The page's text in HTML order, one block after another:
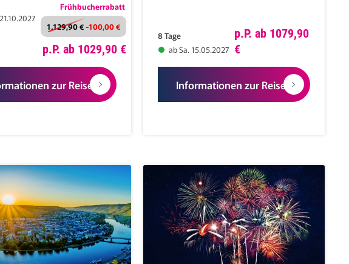
Frühbucherrabatt
1.129,90 €-100,00 €
p.P. ab 1029,90 €
zur Reise
8 Tage
ab Sa. 15.05.2027
p.P. ab 1079,90
€
Informationen zur Reise